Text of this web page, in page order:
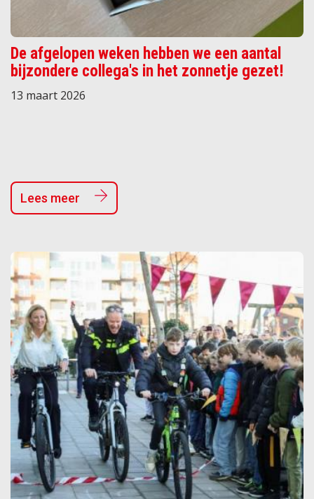
De afgelopen weken hebben we een aantal
bijzondere collega's in het zonnetje gezet!
13 maart 2026
Lees meer